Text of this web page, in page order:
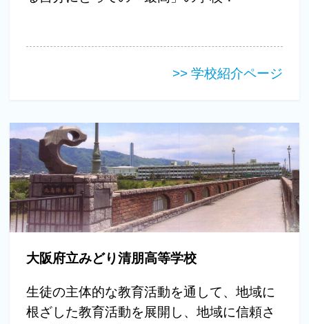
>> 学校紹介ページ
大阪府立みどり清朋高等学校
生徒の主体的な教育活動を通して、地域に
根ざした教育活動を展開し、地域に信頼さ